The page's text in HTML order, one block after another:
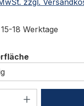
18 Werktage
auswählen
Anzahl: Gib